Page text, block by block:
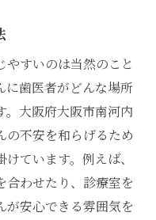
すいのは当然のこと
に歯医者がどんな場所
。大阪府大阪市南河内
の不安を和らげるため
ています。例えば、
合わせたり、診療室を
が安心できる雰囲気を